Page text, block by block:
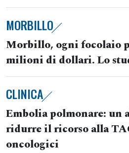
MORBILLO
Morbillo, ogni focolaio
milioni di dollari. Lo
CLINICA
Embolia polmonare: un
ridurre il ricorso alla
oncologici